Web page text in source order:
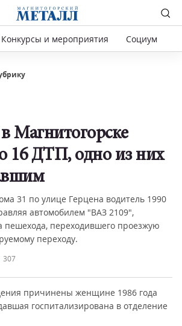
Конкурсы и мероприятия Социум
307
Магнитогорске
16 ДТП, одно из них
31 по улице Герцена водитель 1990
автомобилем "ВАЗ 2109",
пешехода, переходившего проезжую
переходу.
причинены женщине 1986 года
госпитализирована в отделение